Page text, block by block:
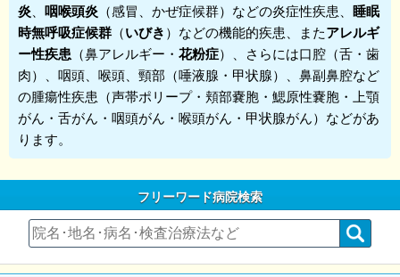
炎
咽喉頭炎 （感冒、かぜ症候群）などの炎症性疾患、 睡眠
時無呼吸症候群 （いびき）などの機能的疾患、またアレルギ
ー性疾患 （鼻アレルギー・ 花粉症）、さらには口腔（舌・歯
肉）、咽頭、喉頭、頸部（唾液腺・甲状腺）、鼻副鼻腔など
の腫瘍性疾患（声帯ポリープ・頬部嚢胞・鰓原性嚢胞・上顎
がん・舌がん・咽頭がん・喉頭がん・甲状腺がん）などがあ
ります。
フリーワード病院検索